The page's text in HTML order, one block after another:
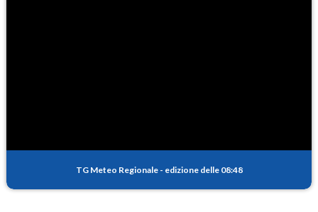
PM25
TG Meteo Regionale - edizione delle 08:48